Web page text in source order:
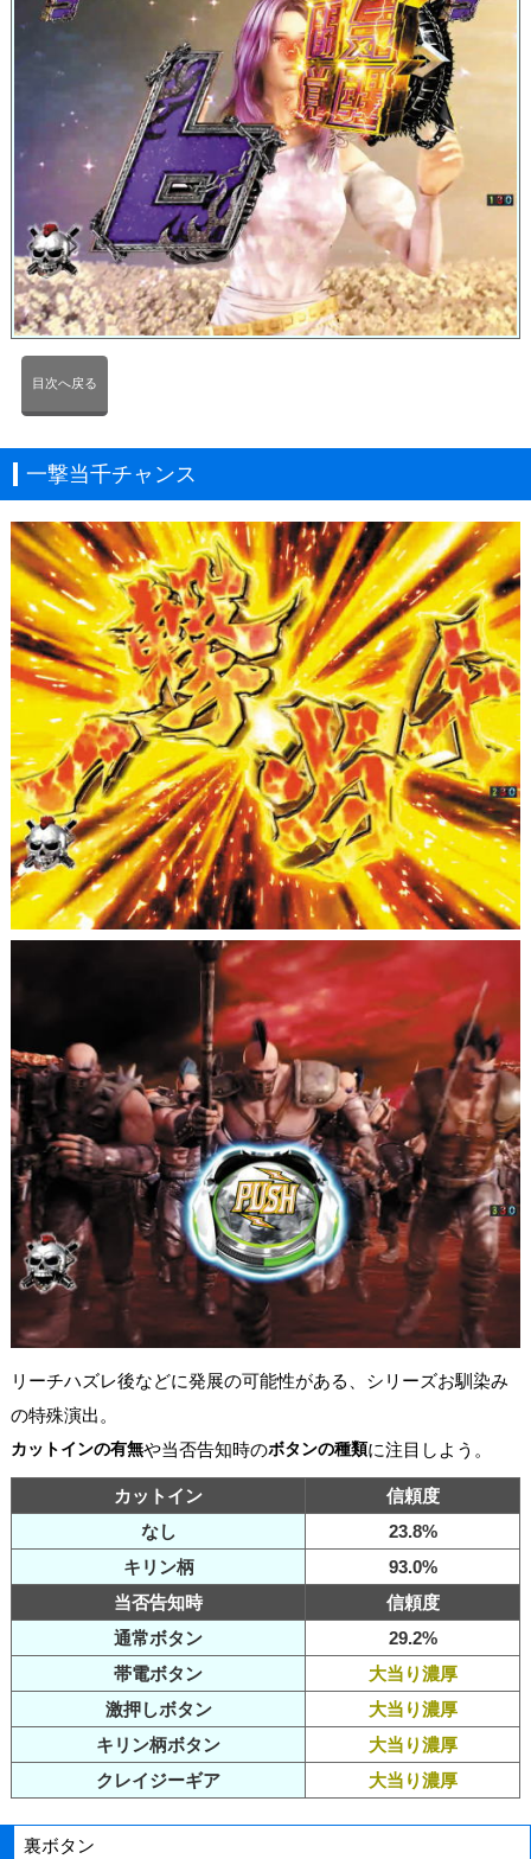
目次へ戻る
一撃当千チャンス
リーチハズレ後などに発展の可能性がある、シリーズお馴染み
の特殊演出。
カットインの有無や当否告知時のボタンの種類に注目しよう。
カットイン
信頼度
なし
23.8%
キリン柄
93.0%
当否告知時
信頼度
通常ボタン
29.2%
帯電ボタン
大当り濃厚
激押しボタン
大当り濃厚
キリン柄ボタン
大当り濃厚
クレイジーギア
大当り濃厚
裏ボタン